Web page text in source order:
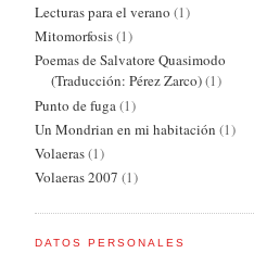
Lecturas para el verano (1)
Mitomorfosis(1)
Poemas de Salvatore Quasimodo
(Traducción: Pérez Zarco)(1)
Punto de fuga (1)
Un Mondrian en mi habitación (1)
Volaeras(1)
Volaeras 2007 (1)
DATOS PERSONALES